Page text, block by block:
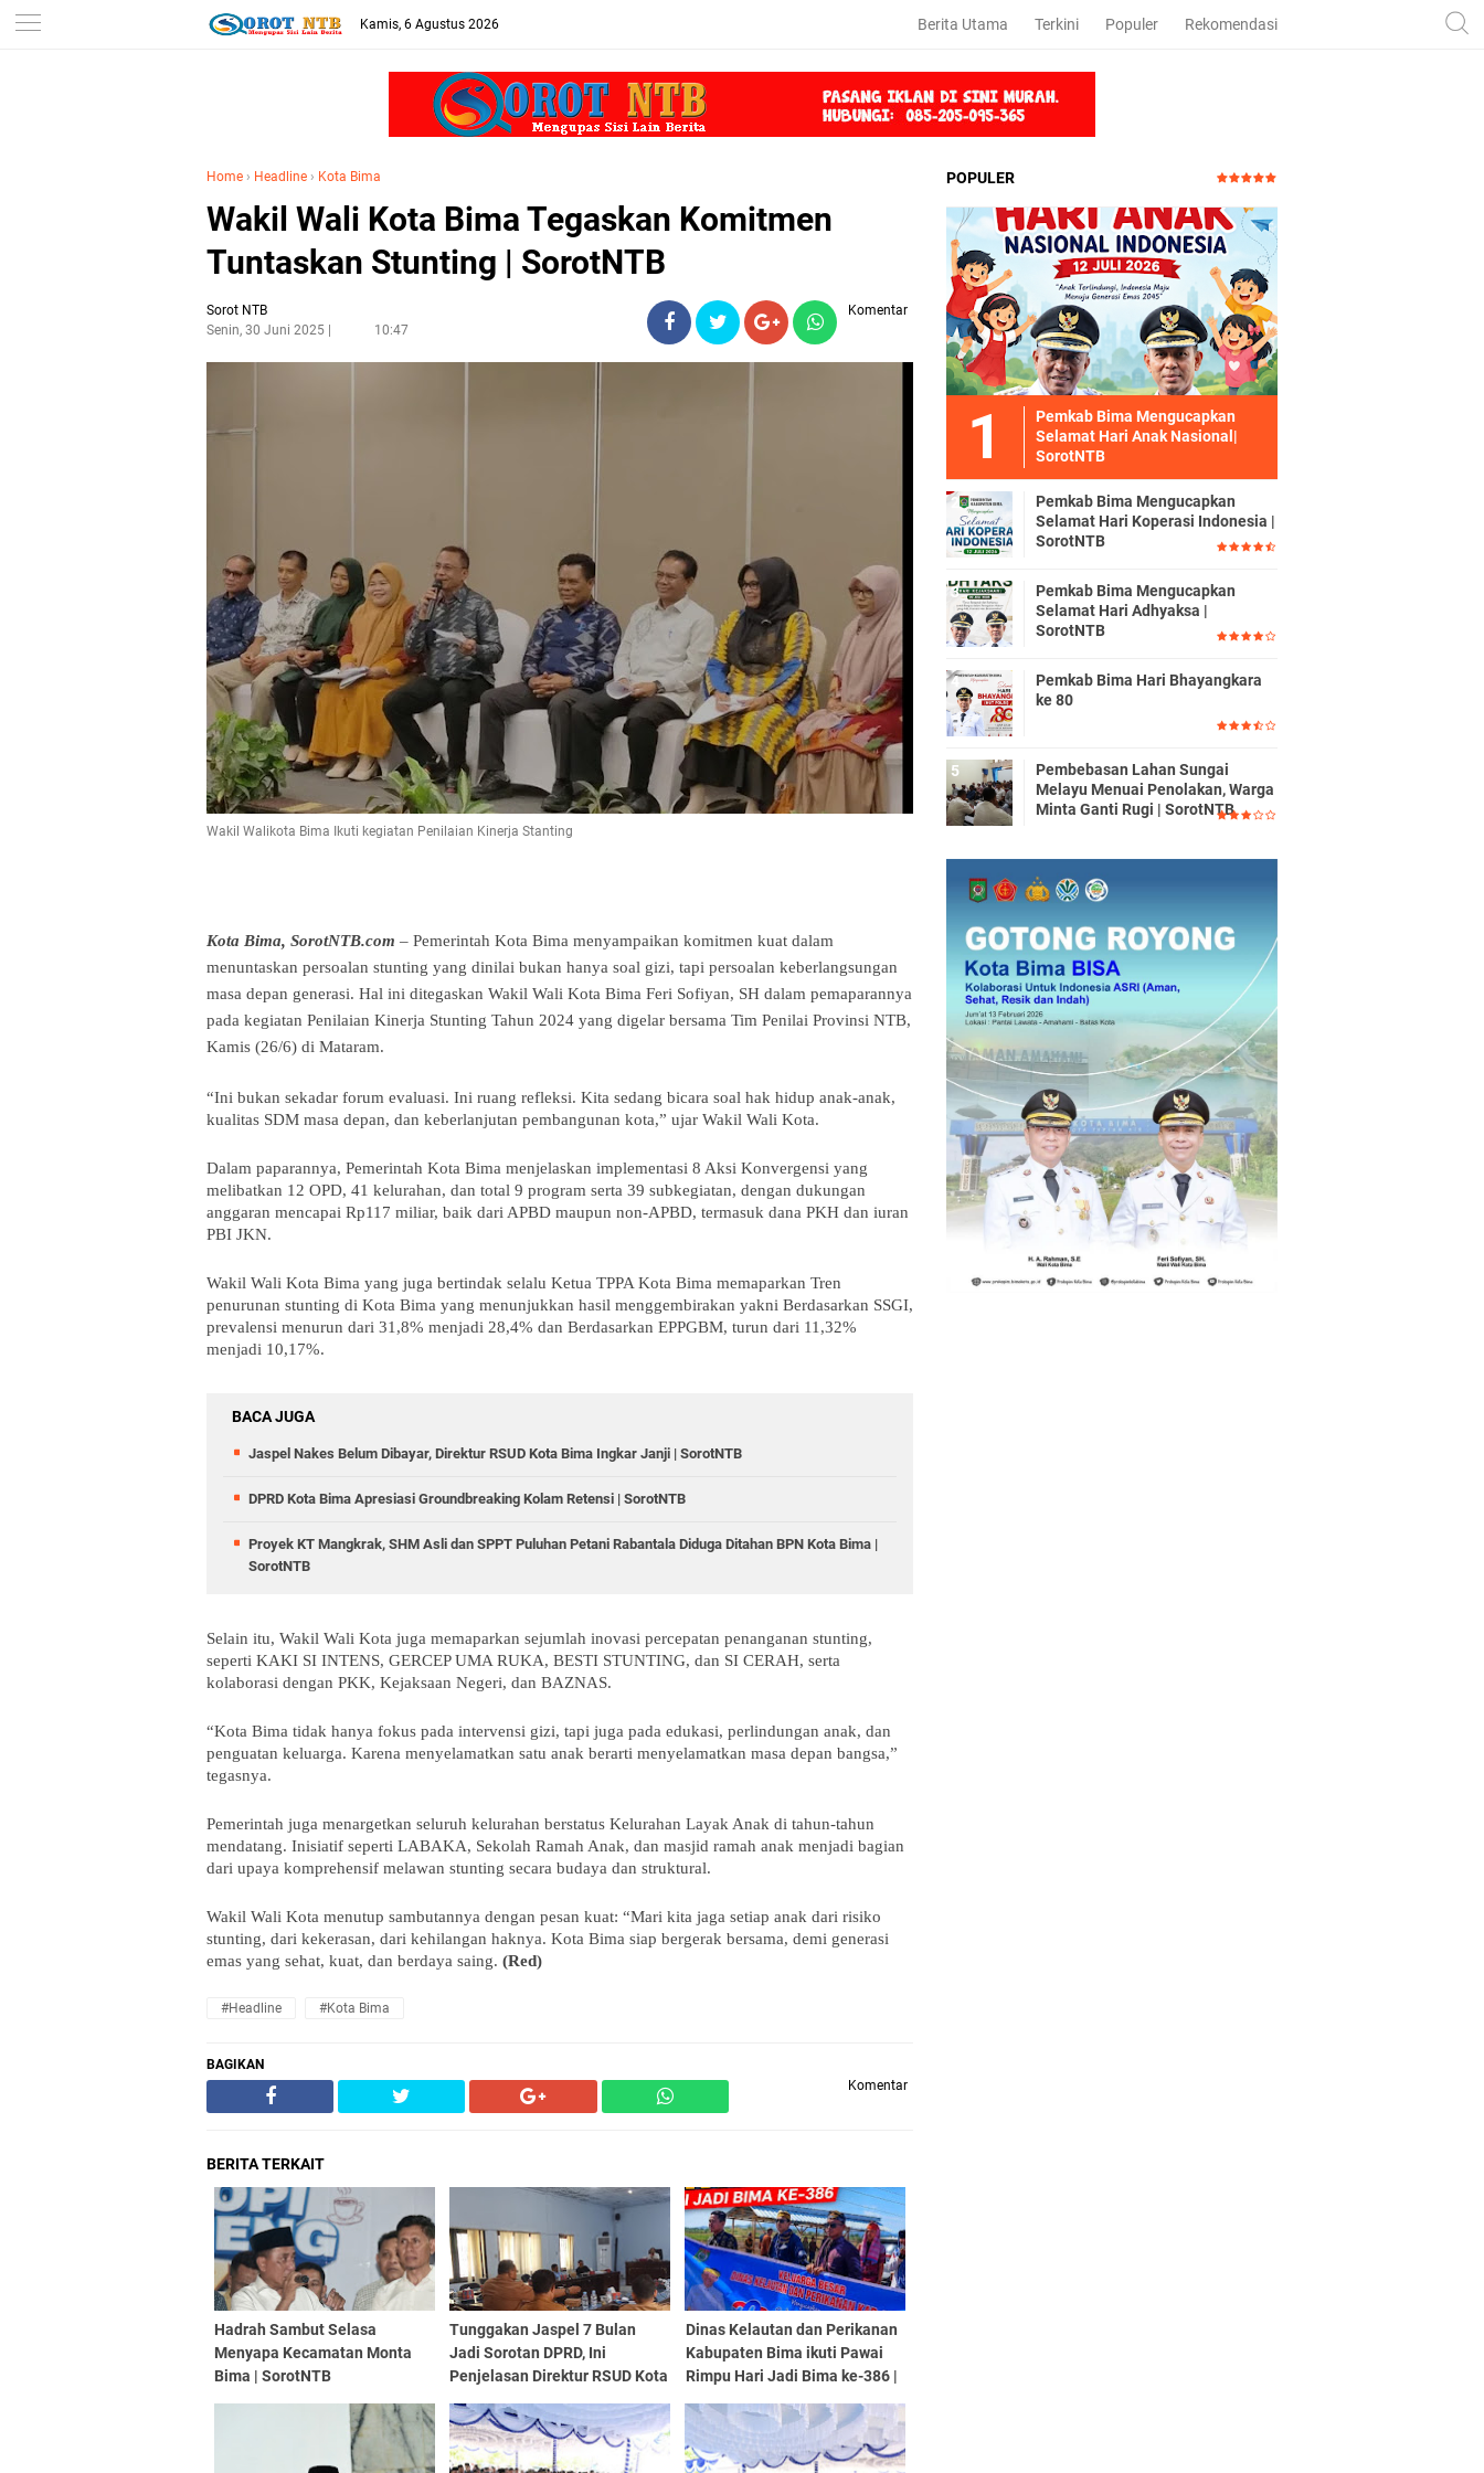
Kamis, 6 Agustus 2026 Berita Utama Terkini Populer Rekomendasi
Home › Headline › Kota Bima
Wakil Wali Kota Bima Tegaskan Komitmen
Tuntaskan Stunting | SorotNTB
Sorot NTB
Senin, 30 Juni 2025
10:47
Komentar
Wakil Walikota Bima Ikuti kegiatan Penilaian Kinerja Stanting
Kota Bima, SorotNTB.com – Pemerintah Kota Bima menyampaikan komitmen kuat dalam
menuntaskan persoalan stunting yang dinilai bukan hanya soal gizi, tapi persoalan keberlangsungan
masa depan generasi. Hal ini ditegaskan Wakil Wali Kota Bima Feri Sofiyan, SH dalam pemaparannya
pada kegiatan Penilaian Kinerja Stunting Tahun 2024 yang digelar bersama Tim Penilai Provinsi NTB,
Kamis (26/6) di Mataram.
“Ini bukan sekadar forum evaluasi. Ini ruang refleksi. Kita sedang bicara soal hak hidup anak-anak,
kualitas SDM masa depan, dan keberlanjutan pembangunan kota,” ujar Wakil Wali Kota.
Dalam paparannya, Pemerintah Kota Bima menjelaskan implementasi 8 Aksi Konvergensi yang
melibatkan 12 OPD, 41 kelurahan, dan total 9 program serta 39 subkegiatan, dengan dukungan
anggaran mencapai Rp117 miliar, baik dari APBD maupun non-APBD, termasuk dana PKH dan iuran
PBI JKN.
Wakil Wali Kota Bima yang juga bertindak selalu Ketua TPPA Kota Bima memaparkan Tren
penurunan stunting di Kota Bima yang menunjukkan hasil menggembirakan yakni Berdasarkan SSGI,
prevalensi menurun dari 31,8% menjadi 28,4% dan Berdasarkan EPPGBM, turun dari 11,32%
menjadi 10,17%.
BACA JUGA
Jaspel Nakes Belum Dibayar, Direktur RSUD Kota Bima Ingkar Janji | SorotNTB
DPRD Kota Bima Apresiasi Groundbreaking Kolam Retensi | SorotNTB
Proyek KT Mangkrak, SHM Asli dan SPPT Puluhan Petani Rabantala Diduga Ditahan BPN Kota Bima |
SorotNTB
Selain itu, Wakil Wali Kota juga memaparkan sejumlah inovasi percepatan penanganan stunting,
seperti KAKI SI INTENS, GERCEP UMA RUKA, BESTI STUNTING, dan SI CERAH, serta
kolaborasi dengan PKK, Kejaksaan Negeri, dan BAZNAS.
“Kota Bima tidak hanya fokus pada intervensi gizi, tapi juga pada edukasi, perlindungan anak, dan
penguatan keluarga. Karena menyelamatkan satu anak berarti menyelamatkan masa depan bangsa,”
tegasnya.
Pemerintah juga menargetkan seluruh kelurahan berstatus Kelurahan Layak Anak di tahun-tahun
mendatang. Inisiatif seperti LABAKA, Sekolah Ramah Anak, dan masjid ramah anak menjadi bagian
dari upaya komprehensif melawan stunting secara budaya dan struktural.
Wakil Wali Kota menutup sambutannya dengan pesan kuat: “Mari kita jaga setiap anak dari risiko
stunting, dari kekerasan, dari kehilangan haknya. Kota Bima siap bergerak bersama, demi generasi
emas yang sehat, kuat, dan berdaya saing. (Red)
#Headline #Kota Bima
BAGIKAN
Komentar
BERITA TERKAIT
Hadrah Sambut Selasa
Menyapa Kecamatan Monta
Bima | SorotNTB
Tunggakan Jaspel 7 Bulan
Jadi Sorotan DPRD, Ini
Penjelasan Direktur RSUD Kota
Dinas Kelautan dan Perikanan
Kabupaten Bima ikuti Pawai
Rimpu Hari Jadi Bima ke-386 |
POPULER
Pemkab Bima Mengucapkan
Selamat Hari Anak Nasional|
SorotNTB
Pemkab Bima Mengucapkan
Selamat Hari Koperasi Indonesia |
SorotNTB
Pemkab Bima Mengucapkan
Selamat Hari Adhyaksa |
SorotNTB
Pemkab Bima Hari Bhayangkara
ke 80
Pembebasan Lahan Sungai
Melayu Menuai Penolakan, Warga
Minta Ganti Rugi | SorotNTB